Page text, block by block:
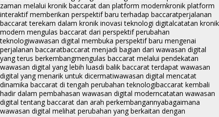
zaman melalui kronik baccarat dan platform modernkronik platform
interaktif memberikan perspektif baru terhadap baccaratperjalanan
baccarat terekam dalam kronik inovasi teknologi digitalcatatan kronik
modern mengulas baccarat dari perspektif perubahan
teknologiwawasan digital membuka perspektif baru mengenai
perjalanan baccaratbaccarat menjadi bagian dari wawasan digital
yang terus berkembangmengulas baccarat melalui pendekatan
wawasan digital yang lebih luasdi balik baccarat terdapat wawasan
digital yang menarik untuk dicermatiwawasan digital mencatat
dinamika baccarat di tengah perubahan teknologibaccarat kembali
hadir dalam pembahasan wawasan digital moderncatatan wawasan
digital tentang baccarat dan arah perkembangannyabagaimana
wawasan digital melihat perubahan yang berkaitan dengan